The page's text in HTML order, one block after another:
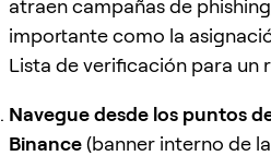
atraen campañas de
importante como la
Lista de verificación para un
Navegue desde los puntos
Binance(banner interno de